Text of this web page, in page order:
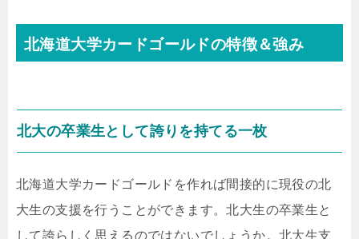
北海道大学カードゴールドの特徴＆強み
北大の卒業生として誇りを持てる一枚
北海道大学カードゴールドを作れば間接的に現役の北
大生の支援を行うことができます。北大生の卒業生と
して誇らしく思えるのではないでしょうか。北大生支